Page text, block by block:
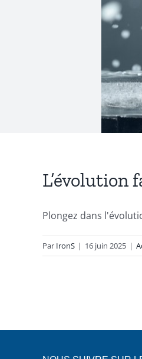
L’évolution
Plongez dans
Par IronS | 16 juin 2025 |